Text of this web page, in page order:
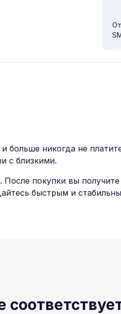
никогда не
с близкими.
покупки вы
быстрым и